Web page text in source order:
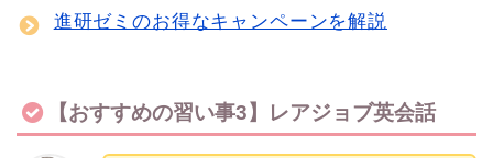
進研ゼミのお得なキャンペーンを解説
【おすすめの習い事3】レアジョブ英会話